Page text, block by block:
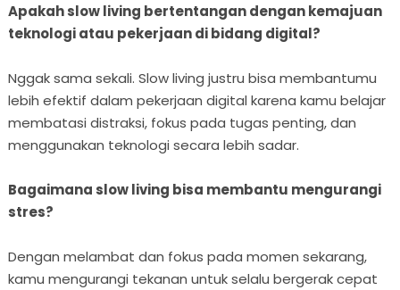
Apakah slow living bertentangan dengan kemajuan
teknologi atau pekerjaan di bidang digital?
Nggak sama sekali. Slow living justru bisa membantumu
lebih efektif dalam pekerjaan digital karena kamu belajar
membatasi distraksi, fokus pada tugas penting, dan
menggunakan teknologi secara lebih sadar.
Bagaimana slow living bisa membantu mengurangi
stres?
Dengan melambat dan fokus pada momen sekarang,
kamu mengurangi tekanan untuk selalu bergerak cepat